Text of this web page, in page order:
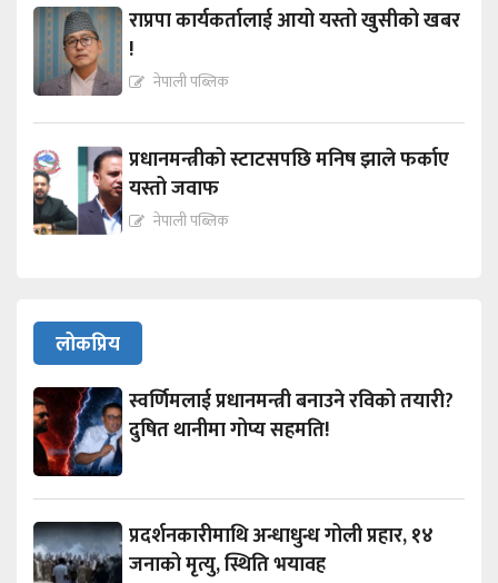
राप्रपा कार्यकर्तालाई आयो यस्तो खुसीको खबर
!
नेपाली पब्लिक
प्रधानमन्त्रीको स्टाटसपछि मनिष झाले फर्काए
यस्तो जवाफ
नेपाली पब्लिक
लोकप्रिय
स्वर्णिमलाई प्रधानमन्त्री बनाउने रविको तयारी?
दुषित थानीमा गोप्य सहमति!
प्रदर्शनकारीमाथि अन्धाधुन्ध गोली प्रहार, १४
जनाको मृत्यु, स्थिति भयावह